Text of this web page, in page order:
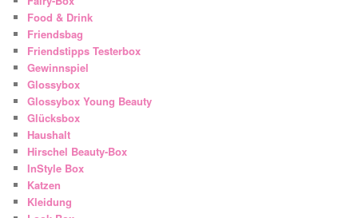
Food & Drink
Friendsbag
Friendstipps Testerbox
Gewinnspiel
Glossybox
Glossybox Young Beauty
Glücksbox
Haushalt
Hirschel Beauty-Box
InStyle Box
Katzen
Kleidung